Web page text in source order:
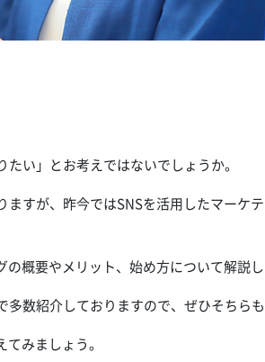
い」とお考えではないでしょうか。
すが、昨今ではSNSを活用したマーケ
概要やメリット、始め方について解説し
数紹介しておりますので、ぜひそちらも
みましょう。